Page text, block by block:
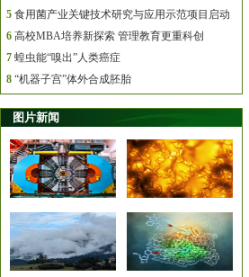
5 食用菌产业关键技术研究与应用示范项目启动
6 高校MBA培养新探索 管理教育更重科创
7 蝗虫能“嗅出”人类癌症
8 “机器子宫”体外合成胚胎
图片新闻